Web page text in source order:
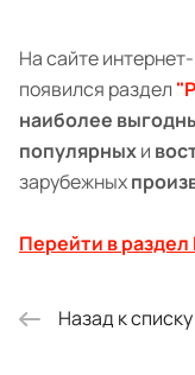
На сайте
появился раздел "
наиболее
популярныхи
зарубежных
Перейти в
Назад к списку